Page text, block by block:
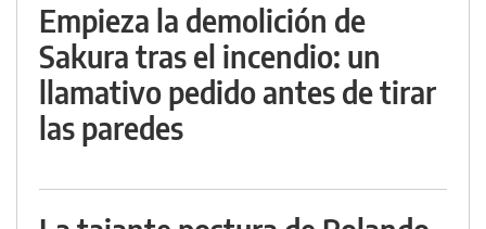
Empieza la demolición de
Sakura tras el incendio: un
llamativo pedido antes de tirar
las paredes